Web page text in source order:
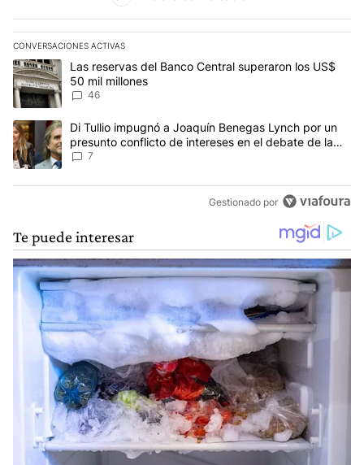
CONVERSACIONES ACTIVAS
Este listado muestra los artículos con más comentarios en los
Un artículo de tendencia con el título "Las reservas del Banco
Las reservas del Banco Central superaron los US$
50 mil millones
46
Un artículo de tendencia con el título "Di Tullio impugnó a
Di Tullio impugnó a Joaquín Benegas Lynch por un
presunto conflicto de intereses en el debate de la
Ley de Tierras
7
Gestionado por